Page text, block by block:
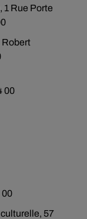
1 Rue Porte
Robert
00
00
57